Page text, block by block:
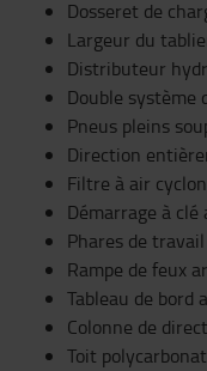
Dosseret de
Largeur du
Distributeur
Double système
Pneus pleins
Direction
Filtre à air
Démarrage à
Phares de
Rampe de feux
Tableau de bord
Colonne de
Toit